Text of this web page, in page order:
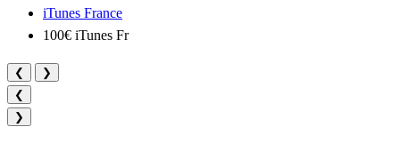
iTunes France
100€ iTunes Fr
❮
❯
❮
❯